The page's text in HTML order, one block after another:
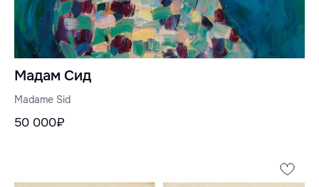
Мадам Сид
Madame Sid
50 000₽